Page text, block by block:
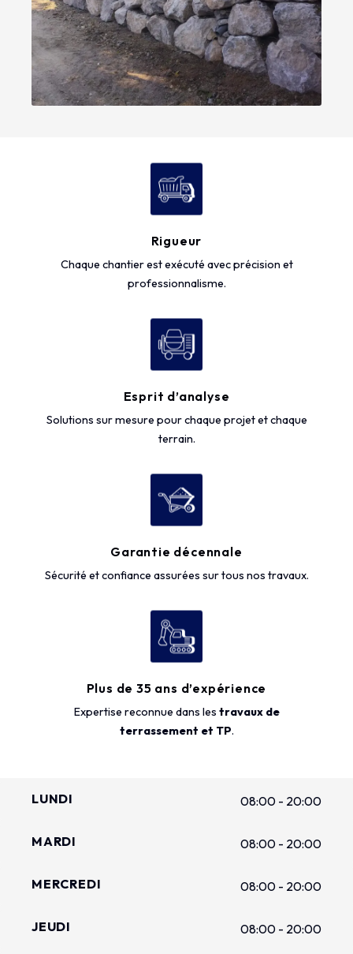
Rigueur
Chaque chantier est exécuté avec précision et
professionnalisme.
Esprit d’analyse
Solutions sur mesure pour chaque projet et chaque
terrain.
Garantie décennale
Sécurité et confiance assurées sur tous nos travaux.
Plus de 35 ans d’expérience
Expertise reconnue dans les travaux de
terrassement et TP.
LUNDI 08:00 - 20:00
MARDI 08:00 - 20:00
MERCREDI 08:00 - 20:00
JEUDI 08:00 - 20:00